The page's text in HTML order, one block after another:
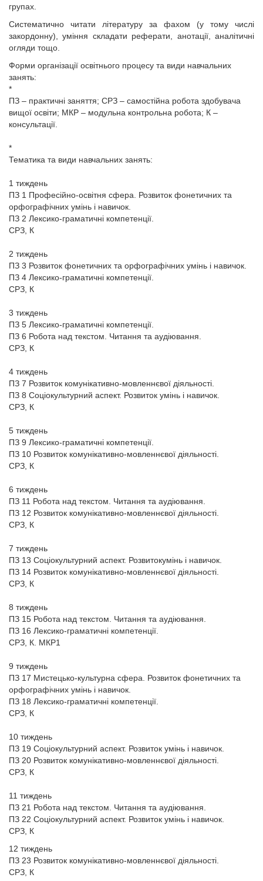
групах.
Систематично читати літературу за фахом (у тому числі
закордонну), уміння складати реферати, анотації, аналітичні
огляди тощо.
Форми організації освітнього процесу та види навчальних
занять:
*
ПЗ – практичні заняття; СРЗ – самостійна робота здобувача
вищої освіти; МКР – модульна контрольна робота; К –
консультації.
*
Тематика та види навчальних занять:
1 тиждень
ПЗ 1 Професійно-освітня сфера. Розвиток фонетичних та
орфографічних умінь і навичок.
ПЗ 2 Лексико-граматичні компетенції.
СРЗ, К
2 тиждень
ПЗ 3 Розвиток фонетичних та орфографічних умінь і навичок.
ПЗ 4 Лексико-граматичні компетенції.
СРЗ, К
3 тиждень
ПЗ 5 Лексико-граматичні компетенції.
ПЗ 6 Робота над текстом. Читання та аудіювання.
СРЗ, К
4 тиждень
ПЗ 7 Розвиток комунікативно-мовленнєвої діяльності.
ПЗ 8 Соціокультурний аспект. Розвиток умінь і навичок.
СРЗ, К
5 тиждень
ПЗ 9 Лексико-граматичні компетенції.
ПЗ 10 Розвиток комунікативно-мовленнєвої діяльності.
СРЗ, К
6 тиждень
ПЗ 11 Робота над текстом. Читання та аудіювання.
ПЗ 12 Розвиток комунікативно-мовленнєвої діяльності.
СРЗ, К
7 тиждень
ПЗ 13 Соціокультурний аспект. Розвитокумінь і навичок.
ПЗ 14 Розвиток комунікативно-мовленнєвої діяльності.
СРЗ, К
8 тиждень
ПЗ 15 Робота над текстом. Читання та аудіювання.
ПЗ 16 Лексико-граматичні компетенції.
СРЗ, К. МКР1
9 тиждень
ПЗ 17 Мистецько-культурна сфера. Розвиток фонетичних та
орфографічних умінь і навичок.
ПЗ 18 Лексико-граматичні компетенції.
СРЗ, К
10 тиждень
ПЗ 19 Соціокультурний аспект. Розвиток умінь і навичок.
ПЗ 20 Розвиток комунікативно-мовленнєвої діяльності.
СРЗ, К
11 тиждень
ПЗ 21 Робота над текстом. Читання та аудіювання.
ПЗ 22 Соціокультурний аспект. Розвиток умінь і навичок.
СРЗ, К
12 тиждень
ПЗ 23 Розвиток комунікативно-мовленнєвої діяльності.
СРЗ, К